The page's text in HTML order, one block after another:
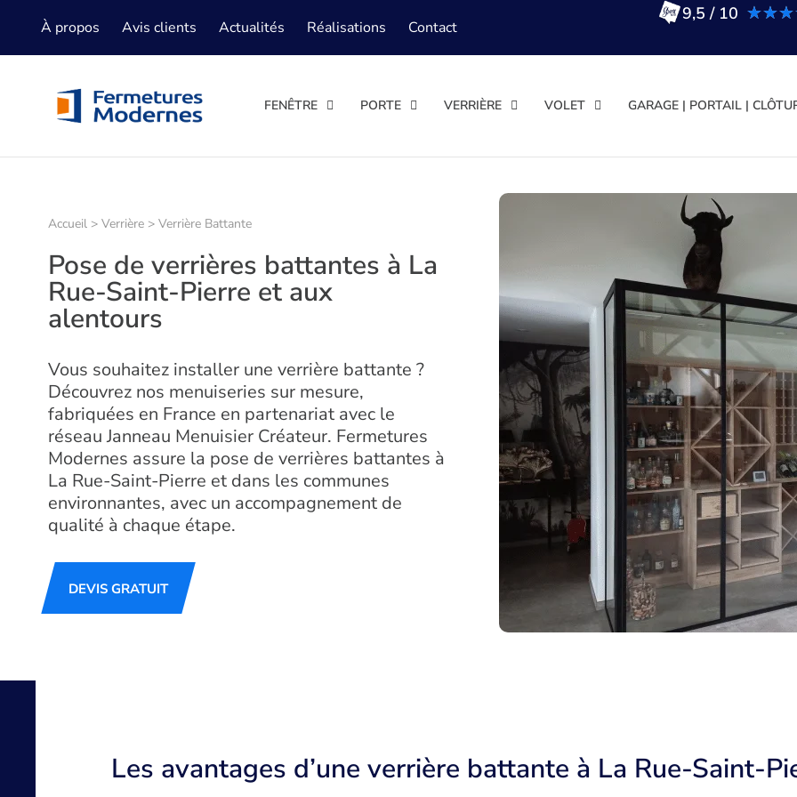
À propos Avis clients Actualités Réalisations Contact
9,5 / 10
FENÊTRE PORTE VERRIÈRE VOLET GARAGE | PORTAIL |
Accueil> Verrière> Verrière Battante
Pose de verrières battantes à La
Rue-Saint-Pierre et aux
alentours
Vous souhaitez installer une verrière battante ?
Découvrez nos menuiseries sur mesure,
fabriquées en France en partenariat avec le
réseau Janneau Menuisier Créateur. Fermetures
Modernes assure la pose de verrières battantes à
La Rue-Saint-Pierre et dans les communes
environnantes, avec un accompagnement de
qualité à chaque étape.
DEVIS GRATUIT
Les avantages d’une verrière battante à La Rue-Saint-